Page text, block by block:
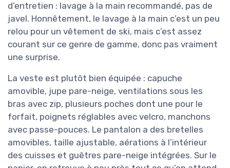
d’entretien : lavage à la main recommandé, pas de
javel. Honnêtement, le lavage à la main c’est un peu
relou pour un vêtement de ski, mais c’est assez
courant sur ce genre de gamme, donc pas vraiment
une surprise.
La veste est plutôt bien équipée : capuche
amovible, jupe pare-neige, ventilations sous les
bras avec zip, plusieurs poches dont une pour le
forfait, poignets réglables avec velcro, manchons
avec passe-pouces. Le pantalon a des bretelles
amovibles, taille ajustable, aérations à l’intérieur
des cuisses et guêtres pare-neige intégrées. Sur le